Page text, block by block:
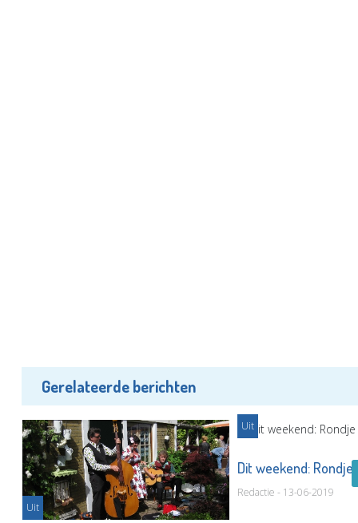
Gerelateerde berichten
Uit
Uit
Dit weekend:
Redactie - 13-06-2019